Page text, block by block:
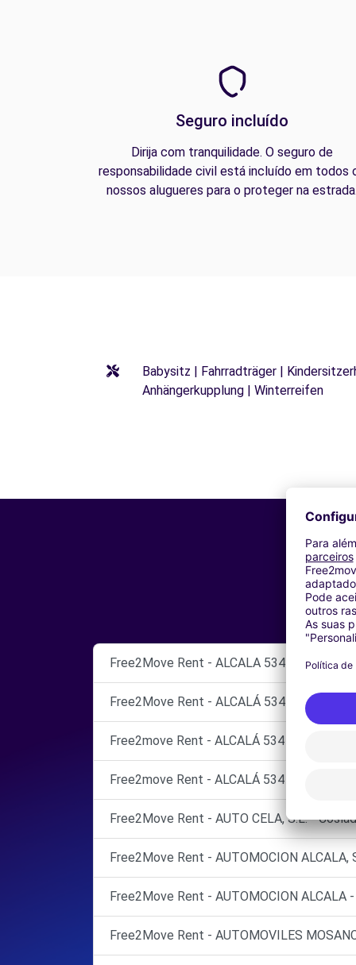
Seguro incluído
Dirija com tranquilidade. O seguro de
responsabilidade civil está incluído em todos
nossos alugueres para o proteger na
Babysitz | Fahrradträger |
Anhängerkupplung | Winterreifen
Free2Move Rent - ALCALA 534 - Coslada
Free2Move Rent - ALCALÁ 534 - Madrid (C)
Free2move Rent - ALCALÁ 534 S.L. -
Free2move Rent - ALCALÁ 534 S.L. -
Free2Move Rent - AUTO CELA, S.L. -
Free2Move Rent - AUTOMOCION ALCALA,
Free2Move Rent - AUTOMOCION ALCALA
Free2Move Rent - AUTOMOVILES